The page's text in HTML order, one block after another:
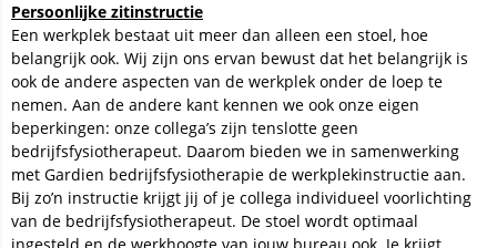
Persoonlijke zitinstructie
Een werkplek bestaat uit meer dan alleen een stoel, hoe
belangrijk ook. Wij zijn ons ervan bewust dat het belangrijk is
ook de andere aspecten van de werkplek onder de loep te
nemen. Aan de andere kant kennen we ook onze eigen
beperkingen: onze collega’s zijn tenslotte geen
bedrijfsfysiotherapeut. Daarom bieden we in samenwerking
met Gardien bedrijfsfysiotherapie de werkplekinstructie aan.
Bij zo’n instructie krijgt jij of je collega individueel voorlichting
van de bedrijfsfysiotherapeut. De stoel wordt optimaal